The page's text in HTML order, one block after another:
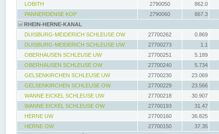
LOBITH
2790050
862.0
PANNERDENSE KOP
2790060
867.3
RHEIN-HERNE-KANAL
DUISBURG-MEIDERICH SCHLEUSE OW
27700262
0.869
DUISBURG-MEIDERICH SCHLEUSE UW
27700273
1.1
OBERHAUSEN SCHLEUSE UW
27700251
5.189
OBERHAUSEN SCHLEUSE OW
27700240
5.734
GELSENKIRCHEN SCHLEUSE UW
27700230
23.069
GELSENKIRCHEN SCHLEUSE OW
27700229
23.566
WANNE EICKEL SCHLEUSE UW
27700218
30.907
WANNE EICKEL SCHLEUSE OW
27700193
31.47
HERNE UW
27700160
36.825
HERNE OW
27700150
37.35